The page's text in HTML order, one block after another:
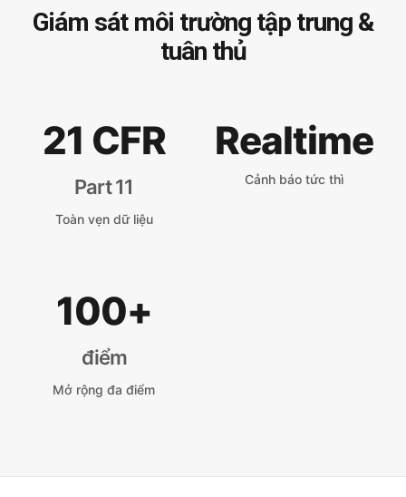
Giám sát môi trường tập trung &
tuân thủ
21 CFR
Part 11
Toàn vẹn dữ liệu
Realtime
Cảnh báo tức thì
100+
điểm
Mở rộng đa điểm